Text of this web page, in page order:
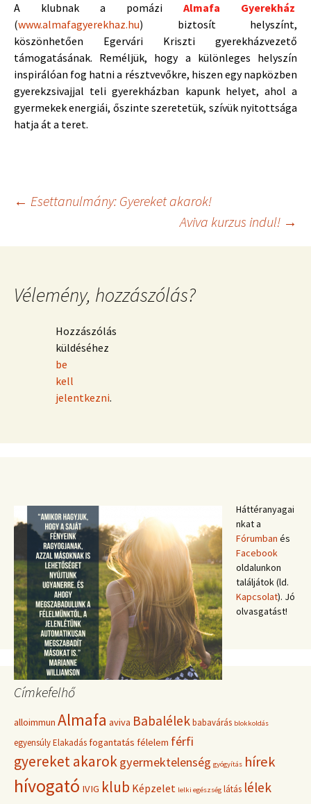
A klubnak a pomázi Almafa Gyerekház
(www.almafagyerekhaz.hu) biztosít helyszínt,
köszönhetően Egervári Kriszti gyerekházvezető
támogatásának. Reméljük, hogy a különleges helyszín
inspirálóan fog hatni a résztvevőkre, hiszen egy napközben
gyerekzsivajjal teli gyerekházban kapunk helyet, ahol a
gyermekek energiái, őszinte szeretetük, szívük nyitottsága
hatja át a teret.
Bejegyzés
navigáció
← Esettanulmány: Gyereket akarok!
Aviva kurzus indul! →
Vélemény, hozzászólás?
Hozzászólás
küldéséhez
be
kell
jelentkezni.
Háttéranyagai
nkat a
Fórumban és
Facebook
oldalunkon
találjátok (ld.
Kapcsolat). Jó
olvasgatást!
Címkefelhő
alloimmun Almafa aviva Babalélekbabavárás blokkoldás
egyensúlyElakadásfogantatás félelem férfi
gyereket akarokgyermektelenség gyógyítás hírek
hívogató IVIG klub Képzelet lelki egészség látás lélek